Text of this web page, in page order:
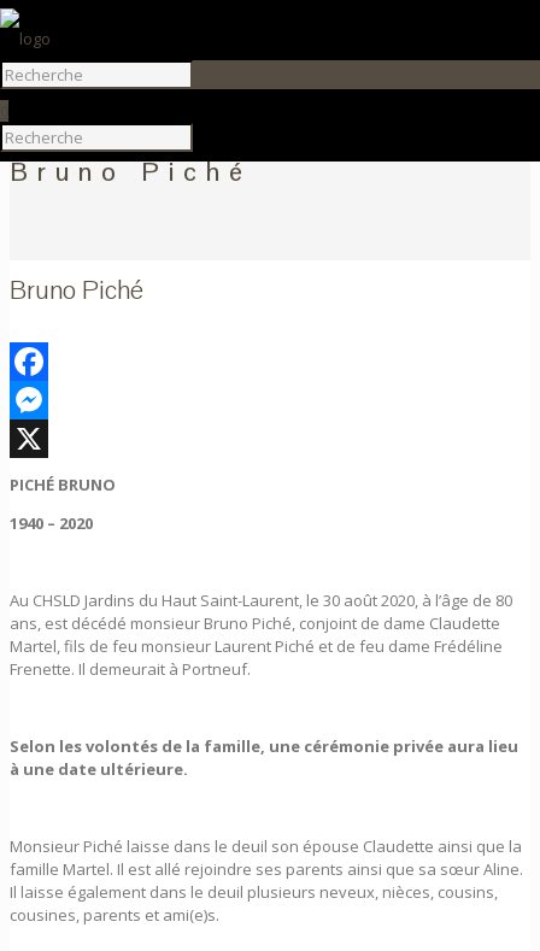
Bruno Piché
Bruno Piché
Facebook
Messenger
X
PICHÉ BRUNO
1940 – 2020
Au CHSLD Jardins du Haut Saint-Laurent, le 30 août 2020, à l’âge de 80
ans, est décédé monsieur Bruno Piché, conjoint de dame Claudette
Martel, fils de feu monsieur Laurent Piché et de feu dame Frédéline
Frenette. Il demeurait à Portneuf.
Selon les volontés de la famille, une cérémonie privée aura lieu
à une date ultérieure.
Monsieur Piché laisse dans le deuil son épouse Claudette ainsi que la
famille Martel. Il est allé rejoindre ses parents ainsi que sa sœur Aline.
Il laisse également dans le deuil plusieurs neveux, nièces, cousins,
cousines, parents et ami(e)s.